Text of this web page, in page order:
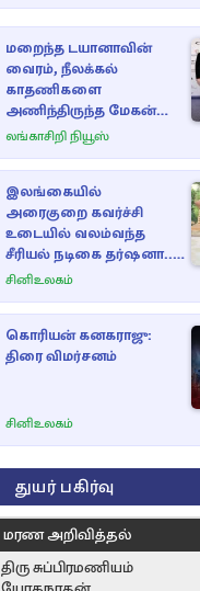
மறைந்த டயானாவின்
வைரம், நீலக்கல்
காதணிகளை
அணிந்திருந்த மேகன்
மார்க்கல்
லங்காசிறி நியூஸ்
இலங்கையில்
அரைகுறை கவர்ச்சி
உடையில் வலம்வந்த
சீரியல் நடிகை தர்ஷனா...
அவரே வெளியிட்ட
சினிஉலகம்
கொரியன் கனகராஜு:
திரை விமர்சனம்
சினிஉலகம்
துயர் பகிர்வு
மரண அறிவித்தல்
திரு சுப்பிரமணியம்